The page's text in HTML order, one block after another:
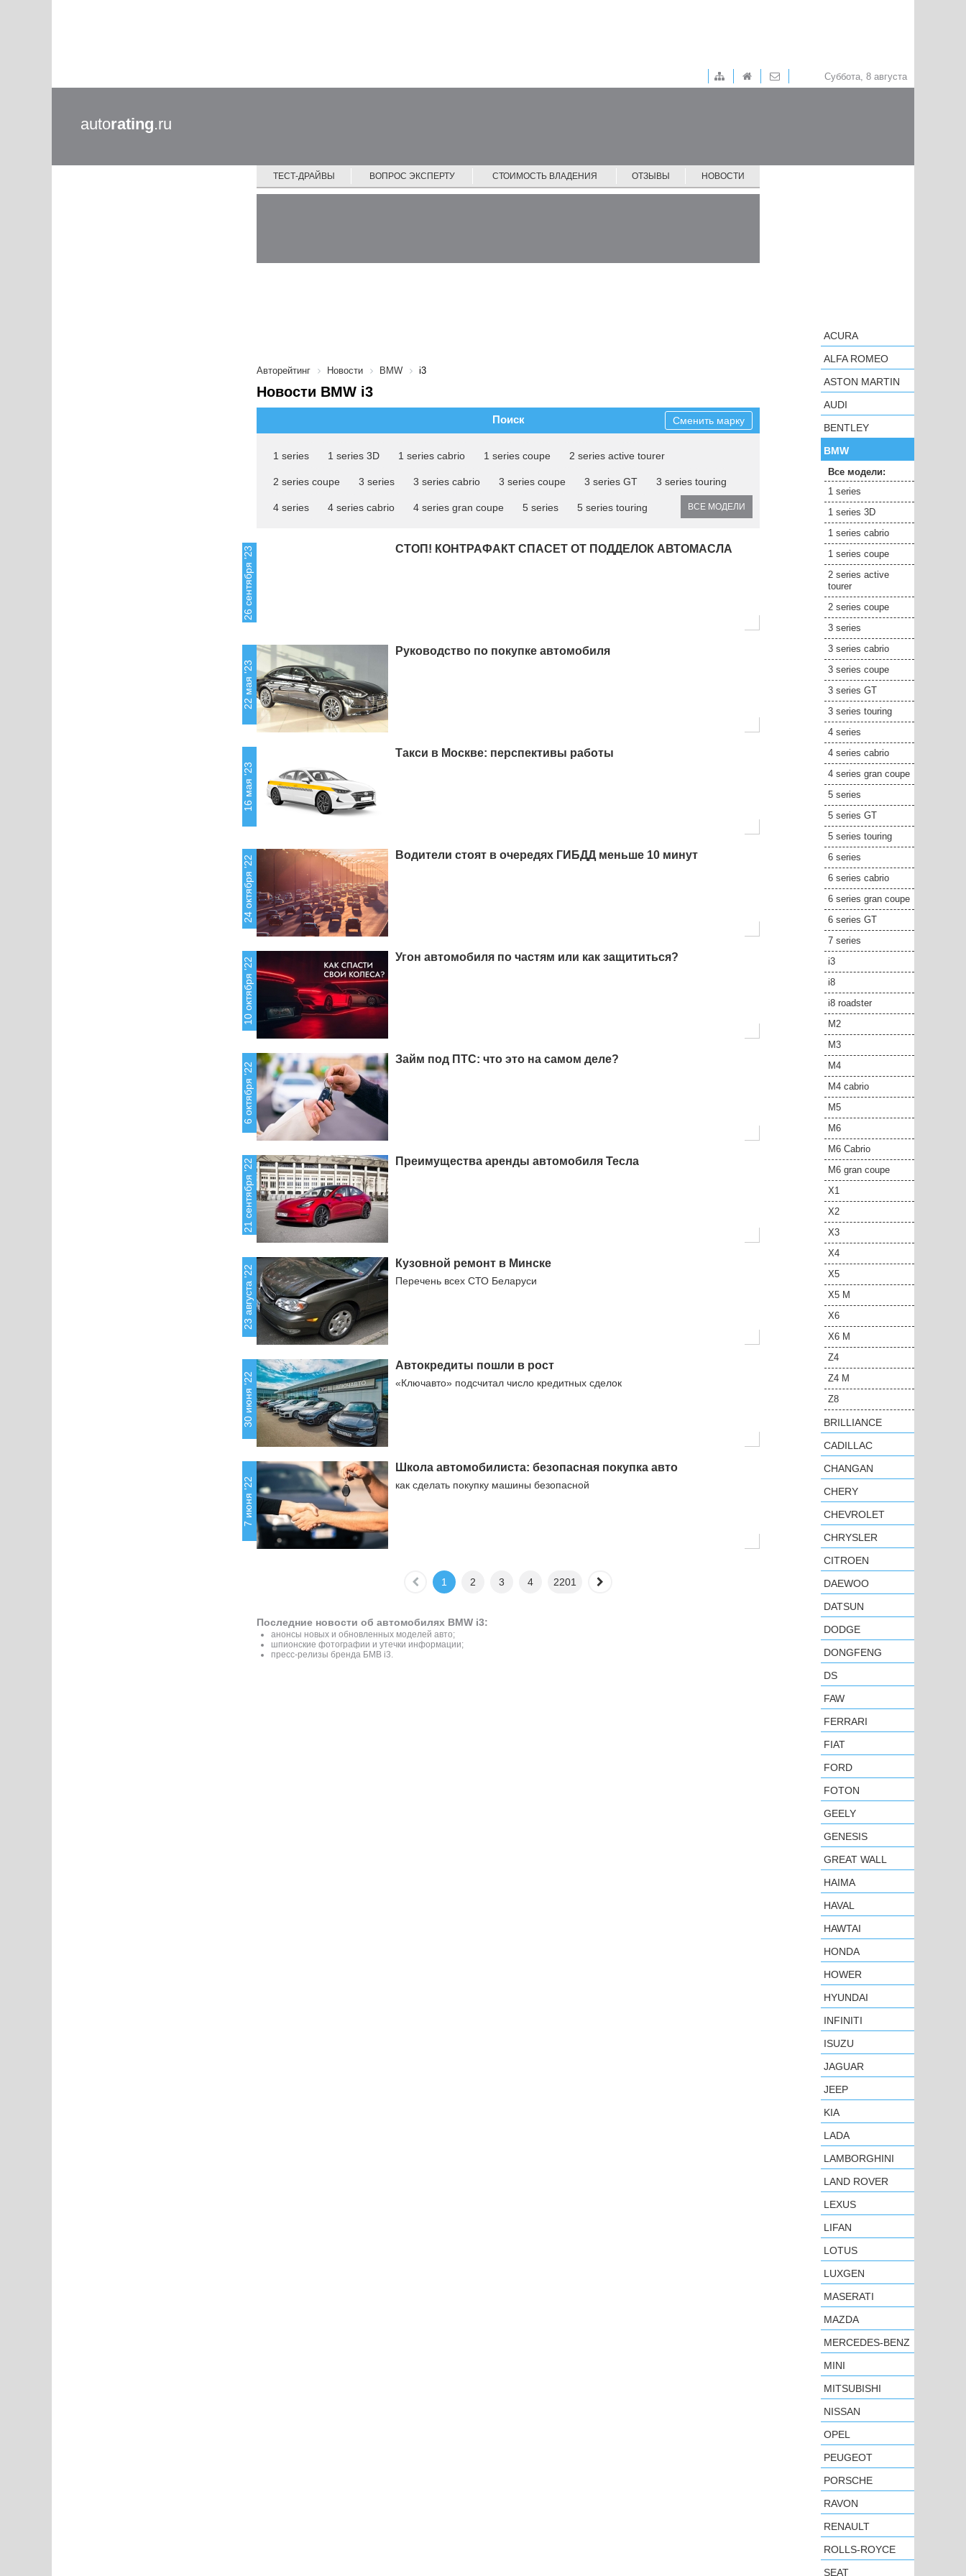
Суббота, 8 августа
autorating.ru
ТЕСТ-ДРАЙВЫ ВОПРОС ЭКСПЕРТУ СТОИМОСТЬ ВЛАДЕНИЯ ОТЗЫВЫ НОВОСТИ
Авторейтинг Новости BMW i3
Новости BMW i3
Поиск Сменить марку
1 series 1 series 3D 1 series cabrio 1 series coupe 2 series active tourer
2 series coupe 3 series 3 series cabrio 3 series coupe 3 series GT 3 series touring
4 series 4 series cabrio 4 series gran coupe 5 series 5 series touring ВСЕ МОДЕЛИ
26 сентября '23 СТОП! КОНТРАФАКТ СПАСЕТ ОТ ПОДДЕЛОК АВТОМАСЛА
22 мая '23
Руководство по покупке автомобиля
16 мая '23
Такси в Москве: перспективы работы
24 октября '22 Водители стоят в очередях ГИБДД меньше 10 минут
10 октября '22 Угон автомобиля по частям или как защититься?
6 октября '22
Займ под ПТС: что это на самом деле?
21 сентября '22 Преимущества аренды автомобиля Тесла
23 августа '22
Кузовной ремонт в Минске
Перечень всех СТО Беларуси
30 июня '22
Автокредиты пошли в рост
«Ключавто» подсчитал число кредитных сделок
7 июня '22
Школа автомобилиста: безопасная покупка авто
как сделать покупку машины безопасной
1 2 3 4 2201
Последние новости об автомобилях BMW i3:
анонсы новых и обновленных моделей авто;
шпионские фотографии и утечки информации;
пресс-релизы бренда БМВ i3.
ACURA
ALFA ROMEO
ASTON MARTIN
AUDI
BENTLEY
BMW
Все модели:
1 series
1 series 3D
1 series cabrio
1 series coupe
2 series active
tourer
2 series coupe
3 series
3 series cabrio
3 series coupe
3 series GT
3 series touring
4 series
4 series cabrio
4 series gran coupe
5 series
5 series GT
5 series touring
6 series
6 series cabrio
6 series gran coupe
6 series GT
7 series
i3
i8
i8 roadster
M2
M3
M4
M4 cabrio
M5
M6
M6 Cabrio
M6 gran coupe
X1
X2
X3
X4
X5
X5 M
X6
X6 M
Z4
Z4 M
Z8
BRILLIANCE
CADILLAC
CHANGAN
CHERY
CHEVROLET
CHRYSLER
CITROEN
DAEWOO
DATSUN
DODGE
DONGFENG
DS
FAW
FERRARI
FIAT
FORD
FOTON
GEELY
GENESIS
GREAT WALL
HAIMA
HAVAL
HAWTAI
HONDA
HOWER
HYUNDAI
INFINITI
ISUZU
JAGUAR
JEEP
KIA
LADA
LAMBORGHINI
LAND ROVER
LEXUS
LIFAN
LOTUS
LUXGEN
MASERATI
MAZDA
MERCEDES-BENZ
MINI
MITSUBISHI
NISSAN
OPEL
PEUGEOT
PORSCHE
RAVON
RENAULT
ROLLS-ROYCE
SEAT